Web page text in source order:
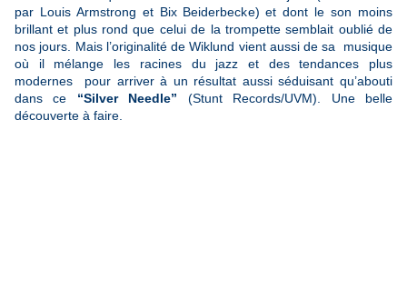
par Louis Armstrong et Bix Beiderbecke) et dont le son moins
brillant et plus rond que celui de la trompette semblait oublié de
nos jours. Mais l’originalité de Wiklund vient aussi de sa musique
où il mélange les racines du jazz et des tendances plus
modernes pour arriver à un résultat aussi séduisant qu’abouti
dans ce “Silver Needle” (Stunt Records/UVM). Une belle
découverte à faire.